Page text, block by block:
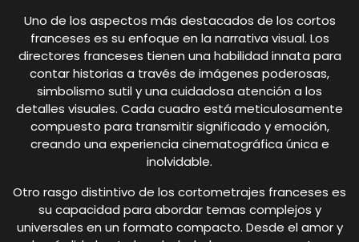
Uno de los aspectos más destacados de los cortos
franceses es su enfoque en la narrativa visual. Los
directores franceses tienen una habilidad innata para
contar historias a través de imágenes poderosas,
simbolismo sutil y una cuidadosa atención a los
detalles visuales. Cada cuadro está meticulosamente
compuesto para transmitir significado y emoción,
creando una experiencia cinematográfica única e
inolvidable.
Otro rasgo distintivo de los cortometrajes franceses es
su capacidad para abordar temas complejos y
universales en un formato compacto. Desde el amor y